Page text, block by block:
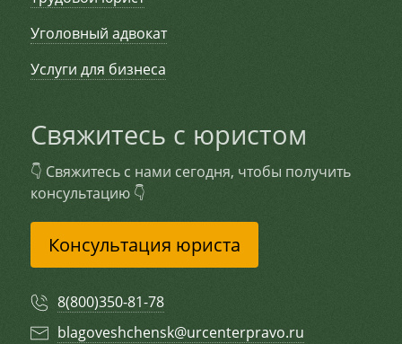
Уголовный адвокат
Услуги для бизнеса
Свяжитесь с юристом
👇 Свяжитесь с нами сегодня, чтобы получить
консультацию 👇
Консультация юриста
8(800)350-81-78
blagoveshchensk@urcenterpravo.ru